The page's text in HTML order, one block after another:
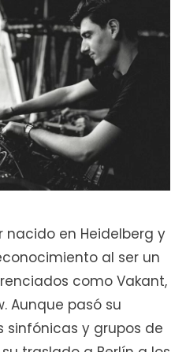
nacido en Heidelberg y
al ser un
como Vakant,
Aunque pasó su
sinfónicas y grupos de